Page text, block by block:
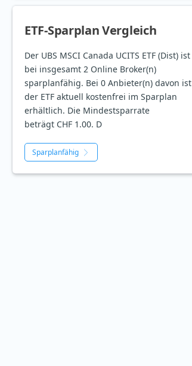
ETF-Sparplan Vergleich
Der UBS MSCI Canada UCITS ETF (Dist) ist
bei insgesamt 2 Online Broker(n)
sparplanfähig. Bei 0 Anbieter(n) davon ist
der ETF aktuell kostenfrei im Sparplan
erhältlich. Die Mindestsparrate
beträgt CHF 1.00. D
Sparplanfähig